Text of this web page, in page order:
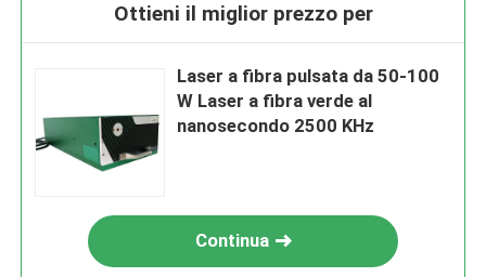
Ottieni il miglior prezzo per
Laser a fibra pulsata da 50-100
W Laser a fibra verde al
nanosecondo 2500 KHz
Continua